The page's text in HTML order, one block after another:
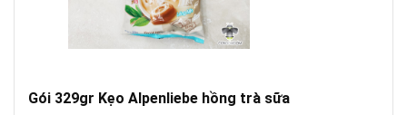
Gói 329gr Kẹo Alpenliebe hồng trà sữa